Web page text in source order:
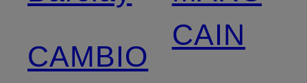
CAMBIO
CAIN